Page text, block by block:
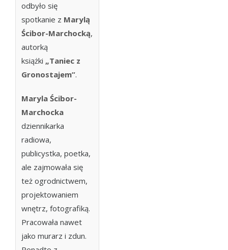
odbyło się
spotkanie z Marylą
Ścibor-Marchocką,
autorką
książki „Taniec z
Gronostajem”.
Maryla Ścibor-
Marchocka
dziennikarka
radiowa,
publicystka, poetka,
ale zajmowała się
też ogrodnictwem,
projektowaniem
wnętrz, fotografiką.
Pracowała nawet
jako murarz i zdun.